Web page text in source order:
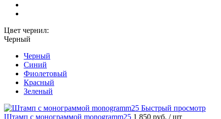
Цвет чернил:
Черный
Черный
Синий
Фиолетовый
Красный
Зеленый
Быстрый просмотр
Штамп с монограммой monogramm25 1 850 руб. / шт